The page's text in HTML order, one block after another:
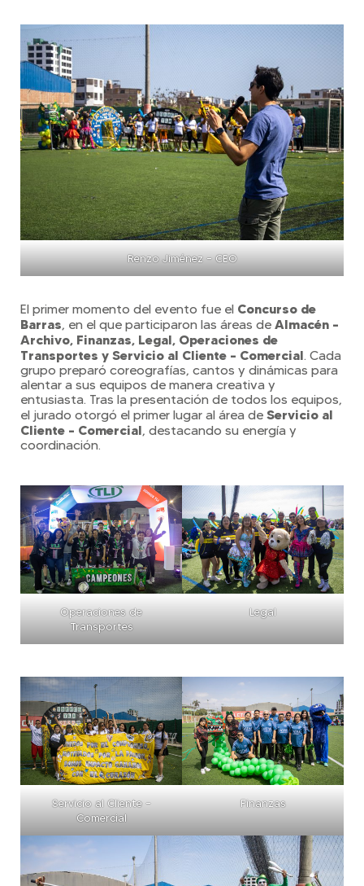
Renzo Jiménez – CEO
El primer momento del evento fue el Concurso de
Barras, en el que participaron las áreas de Almacén –
Archivo, Finanzas, Legal, Operaciones de
Transportes y Servicio al Cliente – Comercial. Cada
grupo preparó coreografías, cantos y dinámicas para
alentar a sus equipos de manera creativa y
entusiasta. Tras la presentación de todos los equipos,
el jurado otorgó el primer lugar al área de Servicio al
Cliente – Comercial, destacando su energía y
coordinación.
Operaciones de
Transportes
Legal
Servicio al Cliente –
Comercial
Finanzas